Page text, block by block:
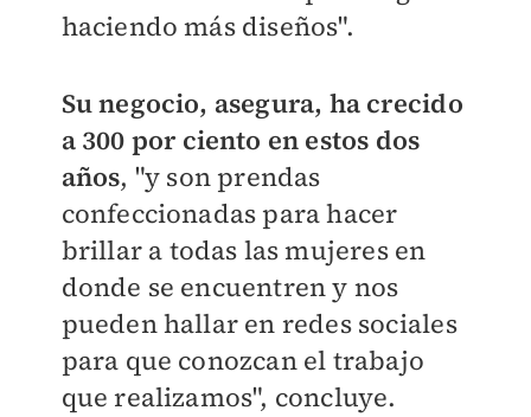
haciendo más diseños".
Su negocio, asegura, ha crecido
a 300 por ciento en estos dos
años, "y son prendas
confeccionadas para hacer
brillar a todas las mujeres en
donde se encuentren y nos
pueden hallar en redes sociales
para que conozcan el trabajo
que realizamos", concluye.